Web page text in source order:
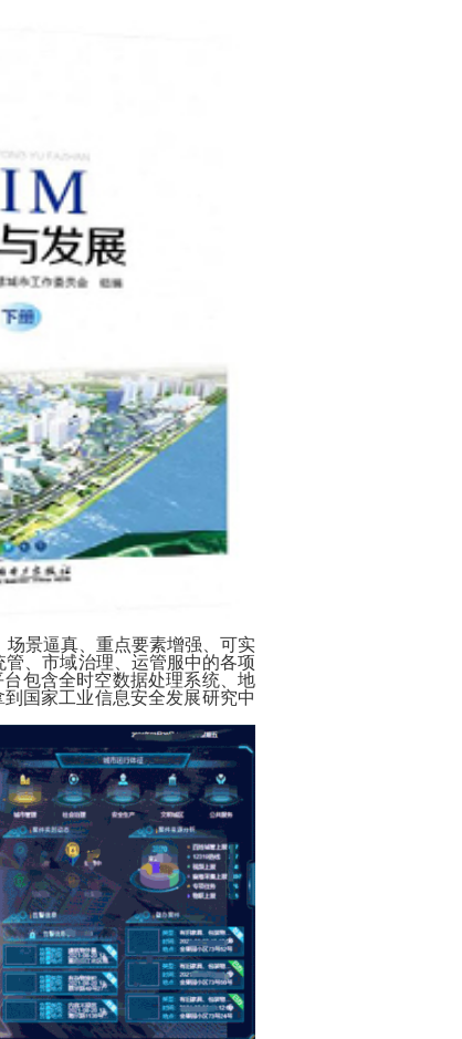
景逼真、重点要素增强、可实
、市域治理、运管服中的各项
包含全时空数据处理系统、地
国家工业信息安全发展研究中